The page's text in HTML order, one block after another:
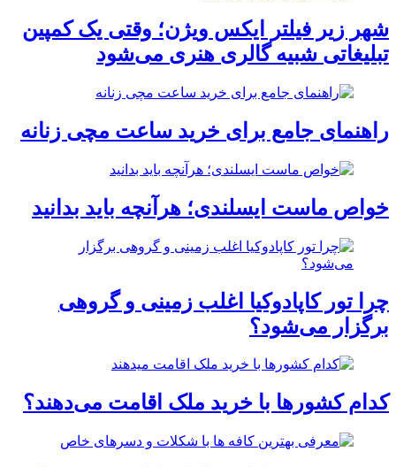
شهر زیر فیلتر ایکس ویژن؛ وقتی یک کمپین
تبلیغاتی شبیه گالری هنری می‌شود
راهنمای جامع برای خرید ساعت مچی زنانه
خواص ماست ایسلندی؛ هرآنچه باید بدانید
چرا تور کاپادوکیا اغلب زمینی و گروهی
برگزار می‌شود؟
کدام کشورها با خرید ملک اقامت می‌دهند؟